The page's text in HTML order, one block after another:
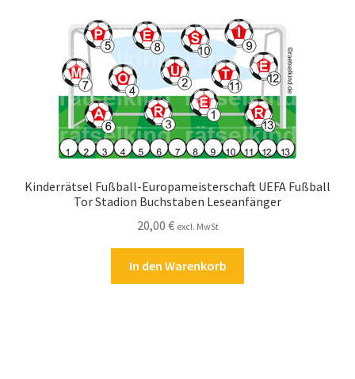
Kinderrätsel Fußball-Europameisterschaft UEFA Fußball
Tor Stadion Buchstaben Leseanfänger
20,00 € excl. MwSt
In den Warenkorb